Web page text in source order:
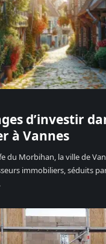
d’investir
à Vannes
du Morbihan, la ville de
immobiliers, séduits